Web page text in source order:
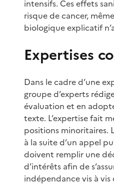
intensifs. Ces effets
risque de cancer,
biologique explicatif
Expertises
Dans le cadre d’une
groupe d’experts
évaluation et en
texte. L’expertise fait
positions minoritaires.
à la suite d’un appel
doivent remplir une
d’intérêts afin de
indépendance vis à